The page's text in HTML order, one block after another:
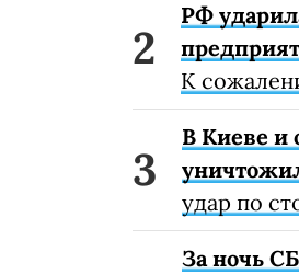
РФ
К
В Киеве и
удар по
За ночь